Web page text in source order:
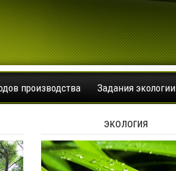
производства Задания экологии
экология